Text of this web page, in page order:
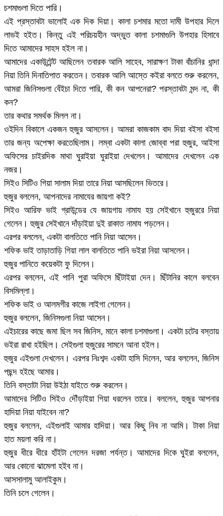
চশমাগুলা দিতে পারি।
এই প্রস্তাবটা ভালোই এক দিক দিয়া। কালা চশমার মতো দামী উপহার দিলে
লাভই হইত। কিন্তু এই পরিচয়হীন অদ্ভুত কালা চশমাগুলি উপহার হিসাবে
দিতে আমাদের সাহস হইল না।
আমাদের একাউন্টেন্ট আছিলেন তবারক আলি সাহেব, সারাক্ষণ টাকা বাঁচানির ধান্দা
নিয়া তিনি দিনাতিপাত করতেন। তবারক আলি আস্তে কইরা বলতে শুরু করলেন,
আমরা জিনিসগুলা বেঁইচা দিতে পারি, কী কন আপনেরা? পরস্তাবটা মন্দ না, কী
কন?
তার কথার সমর্থক মিলল না।
ওইদিন বিকালে একজন হুজুর আসলেন। আমরা কাজকাম বাদ দিয়া বইসা বইসা
তার জন্য অপেক্ষা করতেছিলাম। লম্বা একটা কালা জোব্বা পরা হুজুর, আইসা
অফিসের চাইরদিক মাথা ঘুরাইয়া ঘুরাইয়া দেখলেন। আমাদের দেখলেন এক
নজর।
সিইও সিটিও গিয়া সালাম দিয়া তারে নিয়া আসছিলেন ভিতরে।
হুজুর বললেন, আপনাদের নামাযের জায়গা কই?
সিইও আরিফ ভাই গ্রাউন্ডের যে জায়গায় নামায হয় সেইখানে হুজুররে নিয়া
গেলেন। হুজুর সেইখানে দাঁড়াইয়া দুই রাকাত নামায পড়লেন।
এরপর বললেন, একটা বালতিতে পানি নিয়া আসেন।
শফিক ভাই তাড়াতাড়ি গিয়া লাল বালতিতে পানি ভইরা নিয়া আসলেন।
হুজুর পানিতে কয়েকটা ফু দিলেন।
এরপর বললেন, এই পানি পুরা অফিসে ছিঁটাইয়া দেন। ছিঁটানির কালে বলবেন
বিসমিল্লা।
শফিক ভাই ও আলমগীর কাজে লাইগা গেলেন।
হুজুর বললেন, জিনিসগুলা নিয়া আসেন।
এইচারের কাছে জমা ছিল সব জিনিস, মানে কালা চশমাগুলা। একটা চটের বস্তায়
ভইরা রাখা হইছিল। সেইগুলা হুজুরের সামনে আনা হইল।
হুজুর এইগুলা দেখলেন। এরপর নিঃশব্দ একটা হাসি দিলেন, আর বললেন, জিনিস
পছন্দ হইছে আমার।
তিনি বস্তাটা নিয়া উইঠা যাইতে শুরু করলেন।
আমাদের সিটিও সিইও দৌঁড়াইয়া গিয়া ধরলেন তারে। বললেন, হুজুর আপনার
হাদিয়া নিয়া যাইবেন না?
হুজুর বললেন, এইগুলাই আমার হাদিয়া। আর কিছু নিব না আমি। টাকা নিয়া
হাত ময়লা করি না।
হুজুর ধীরে ধীরে হাঁইটা গেলেন দরজা পর্যন্ত। আমাদের দিকে ঘুইরা বললেন,
আর কোনো ঝামেলা হইব না।
আসসালামু আলাইকুম।
তিনি চলে গেলেন।